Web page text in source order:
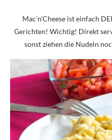
Mac’n’Cheese ist einfach
Gerichten! Wichtig! Direkt
sonst ziehen die Nudeln